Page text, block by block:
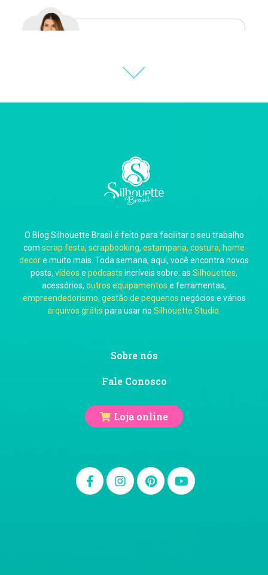
Thiara Ney
Carla Eschberger
Carol Pessoa
Ju Mirthes
O Blog Silhouette Brasil é feito para facilitar o seu trabalho
com scrap festa, scrapbooking, estamparia, costura, home
decore muito mais. Toda semana, aqui, você encontra novos
posts, vídeos e podcasts incríveis sobre: as Silhouettes,
acessórios, outros equipamentos e ferramentas,
empreendedorismo, gestão de pequenos negócios e vários
arquivos grátis para usar no Silhouette Studio.
Sobre nós
Fale Conosco
Loja online